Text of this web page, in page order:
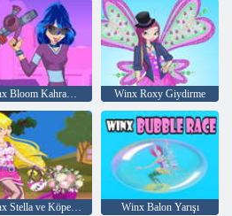
Winx Bloom Kahraman Tarzı Winx Roxy Giydirme
Winx Stella ve Köpek Yavrusu Winx Balon Yarışı